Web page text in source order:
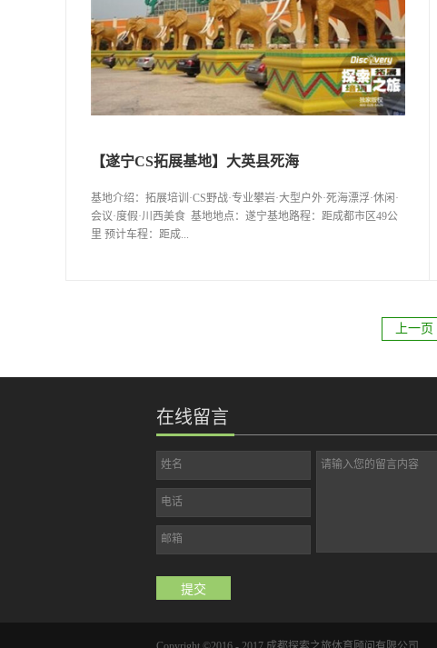
【遂宁CS拓展基地】大英县死海
基地介绍：拓展培训·CS野战·专业攀岩·大型户外·死海漂浮·休闲·
会议·度假·川西美食 基地地点：遂宁基地路程：距成都市区49公
里 预计车程：距成...
长水草的地方，拥有较高的储盐量，死海水中的含盐量超过22%，
还富含钠、钾、钙、溴等40多种矿物质和微量元素，类似“中东死
海海水对风湿关节炎、皮肤病、心脑血管、呼吸道疾病、肥胖症
科教文组织有关研究资料显示，人在死海漂浮1小时可达到8小时
睡眠的功效。中国死海以“死海漂浮”为主，结合现代水上运动、休
闲、疗养、保健等要素，建设形成一个集新颖性、时尚性、趣味
性为一体的旅游度假胜地。
上一页
在线留言
姓名
电话
邮箱
请输入您的留言内容